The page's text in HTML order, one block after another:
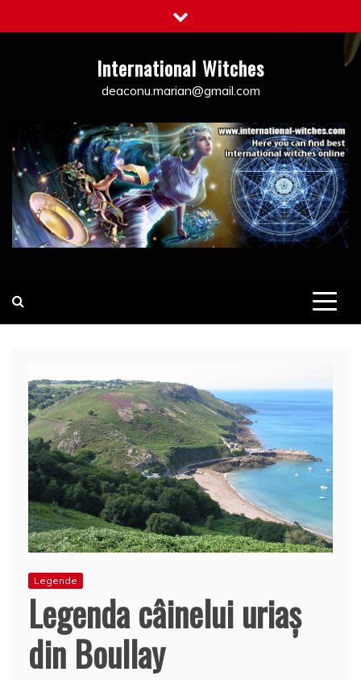
to
International Witches
deaconu.marian@gmail.com
Legende
Legenda câinelui uriaş
din Boullay